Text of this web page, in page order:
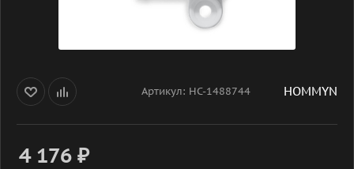
Артикул: НС-1488744 HOMMYN
4 176 ₽